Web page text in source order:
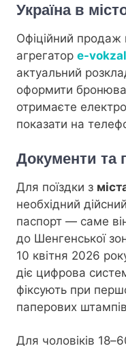
Україна в
Офіційний продаж
агрегатор e-
актуальний
оформити
отримаєте
показати на
Документи та
Для поїздки з
необхідний
паспорт — саме
до Шенгенської
10 квітня 2026
діє цифрова
фіксують при
паперових
Для чоловіків